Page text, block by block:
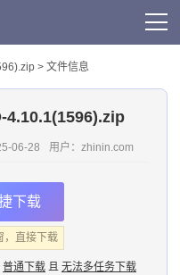
> 文件信息
4.10.1(1596).zip
06-28 用户： zhinin.com
下载
，直接下载
普通下载 且 无法多任务下载